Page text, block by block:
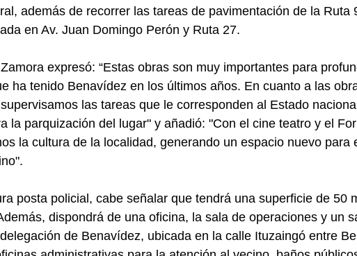
además de recorrer las tareas de pavimentación de la Ruta
en Av. Juan Domingo Perón y Ruta 27.
expresó: “Estas obras son muy importantes para
ha tenido Benavídez en los últimos años. En cuanto a las
las tareas que le corresponden al Estado
la parquización del lugar" y añadió: "Con el cine teatro y el
la cultura de la localidad, generando un espacio nuevo para
posta policial, cabe señalar que tendrá una superficie de 50
dispondrá de una oficina, la sala de operaciones y un
de Benavídez, ubicada en la calle Ituzaingó entre